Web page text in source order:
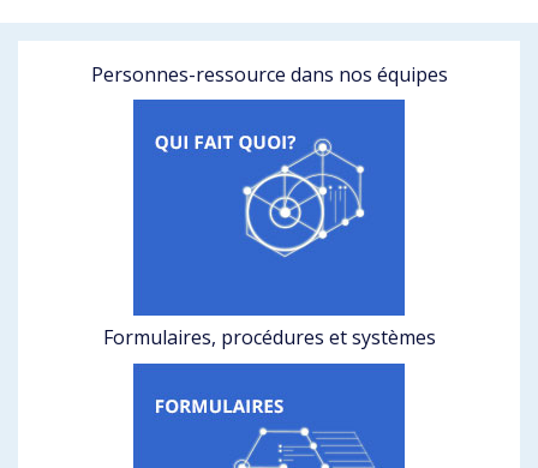
Personnes-ressource dans nos équipes
Formulaires, procédures et systèmes